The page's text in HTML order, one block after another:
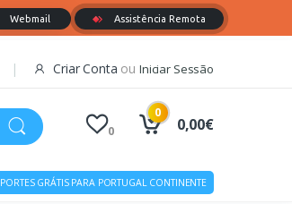
Criar Conta ouIniciar Sessão
0
0
0,00€
PORTES GRÁTIS PARA PORTUGAL CONTINENTE